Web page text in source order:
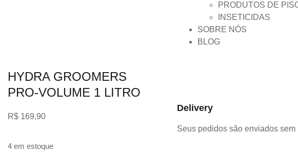
PRODUTOS DE
INSETICIDAS
SOBRE NÓS
BLOG
HYDRA GROOMERS
PRO-VOLUME 1 LITRO
R$ 169,90
4 em estoque
Delivery
Seus pedidos são enviados